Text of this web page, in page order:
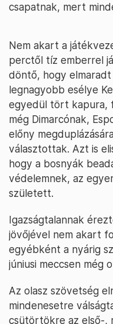
csapatnak, mert
Nem akart a
perctől tíz emberrel
döntő, hogy elmaradt
legnagyobb esélye
egyedül tört kapura,
még Dimarcónak,
előny
választottak. Azt is
hogy a bosnyák
védelemnek, az
született.
Igazságtalannak
jövőjével nem akart
egyébként a nyárig
júniusi meccsen még
Az olasz szövetség
mindenesetre
csütörtökre az első-,